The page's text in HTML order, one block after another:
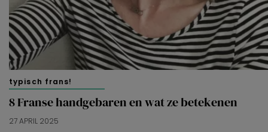
typisch frans!
8 Franse handgebaren en wat ze betekenen
27 APRIL 2025